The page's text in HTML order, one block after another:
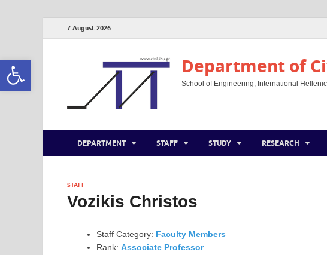
Open toolbar
7 August 2026
Department of
School of Engineering, International
DEPARTMENT STAFF STUDY RESEARCH
STAFF
Vozikis Christos
Staff Category: Faculty Members
Rank: Associate Professor